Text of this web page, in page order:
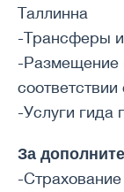
Таллинна
-Трансферы
-Размещение
-Услуги гида
За
-